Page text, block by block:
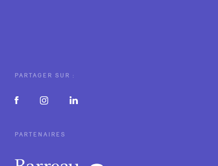
PARTAGER SUR :
PARTENAIRES